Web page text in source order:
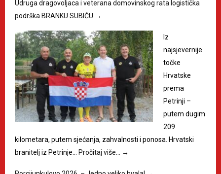
Udruga dragovoljaca i veterana domovinskog rata logistička
podrška BRANKU SUBIĆU →
Iz
najsjevernije
točke
Hrvatske
prema
Petrinji –
putem dugim
209
kilometara, putem sjećanja, zahvalnosti i ponosa. Hrvatski
branitelj iz Petrinje… Pročitaj više… →